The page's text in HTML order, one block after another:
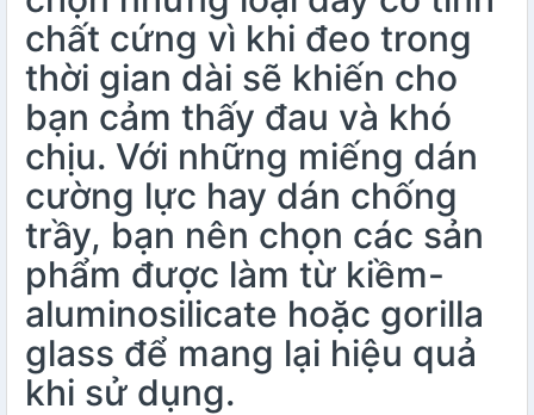
chất cứng vì khi đeo trong
thời gian dài sẽ khiến cho
bạn cảm thấy đau và khó
chịu. Với những miếng dán
cường lực hay dán chống
trầy, bạn nên chọn các sản
phẩm được làm từ kiềm-
aluminosilicate hoặc gorilla
glass để mang lại hiệu quả
khi sử dụng.